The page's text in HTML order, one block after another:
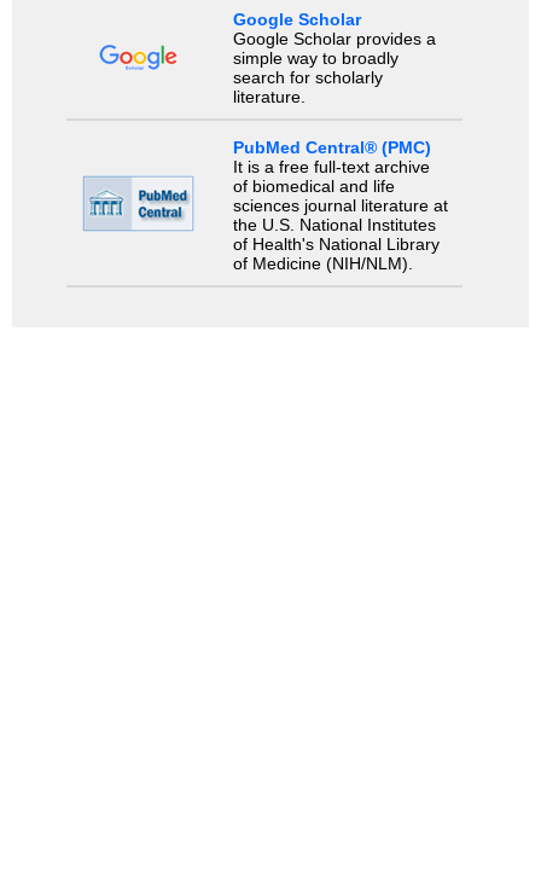
Google Scholar
Google Scholar provides a
simple way to broadly
search for scholarly
literature.
PubMed Central® (PMC)
It is a free full-text archive
of biomedical and life
sciences journal literature at
the U.S. National Institutes
of Health's National Library
of Medicine (NIH/NLM).